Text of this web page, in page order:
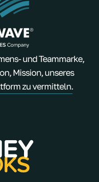
und Teammarke,
Mission, unseres
zu vermitteln.